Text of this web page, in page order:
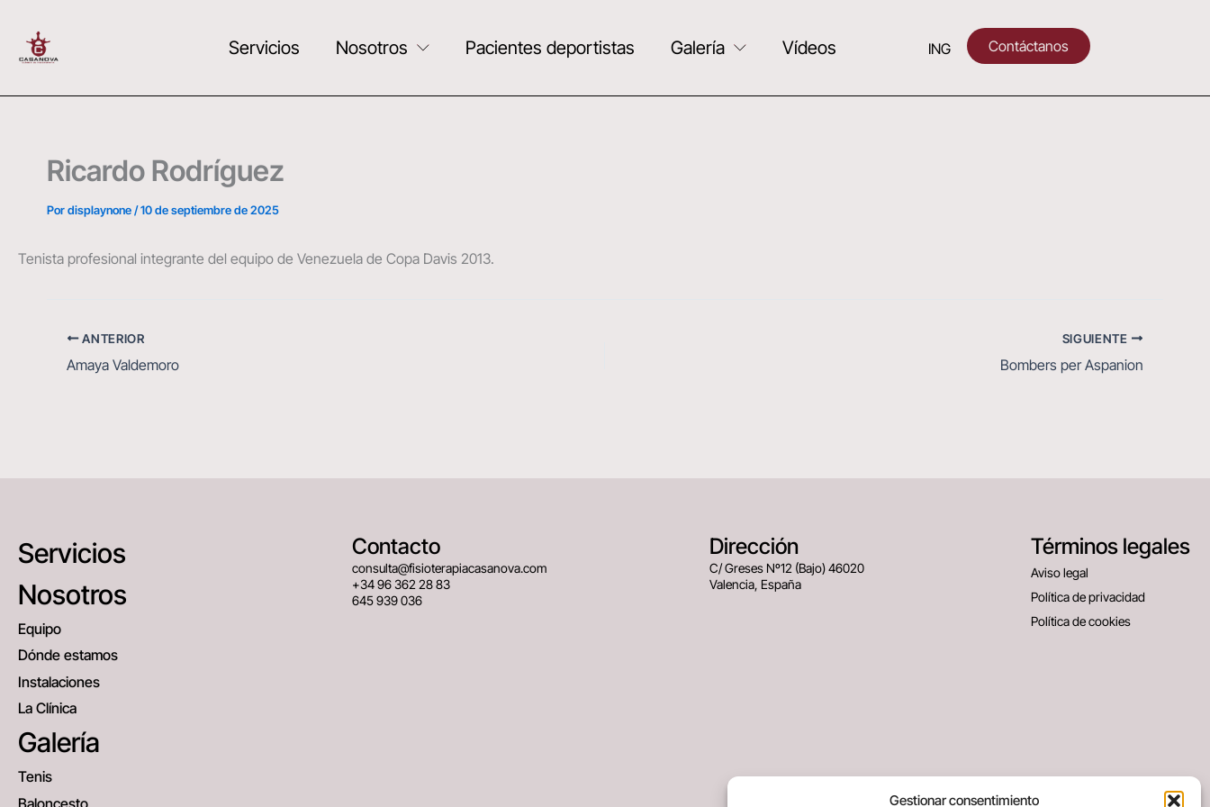
Gestionar consentimiento
contenido
Servicios Nosotros Pacientes deportistas Galería Vídeos ING Contáctanos
Ricardo Rodríguez
Pordisplaynone/10 de septiembre de 2025
Tenista profesional integrante del equipo de Venezuela de Copa Davis 2013.
ANTERIOR
Amaya Valdemoro
SIGUIENTE
Bombers per Aspanion
Servicios
Nosotros
Equipo
Dónde estamos
Instalaciones
La Clínica
Galería
Tenis
Baloncesto
Contacto
consulta@fisioterapiacasanova.com
+34 96 362 28 83
645 939 036
Dirección
C/ Greses Nº12 (Bajo) 46020
Valencia, España
Términos legales
Aviso legal
Política de privacidad
Política de cookies